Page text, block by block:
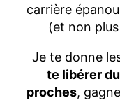
carrière
(et non
Je te donne
te libérer
proches,